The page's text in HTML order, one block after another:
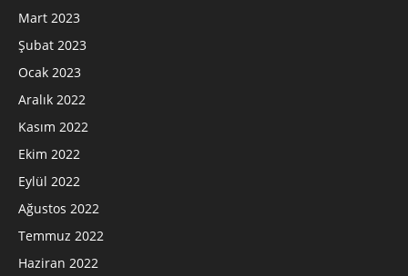
Mart 2023
Şubat 2023
Ocak 2023
Aralık 2022
Kasım 2022
Ekim 2022
Eylül 2022
Ağustos 2022
Temmuz 2022
Haziran 2022